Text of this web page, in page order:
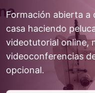
Formación abierta a
casa haciendo
videotutorial online,
videoconferencias
opcional.